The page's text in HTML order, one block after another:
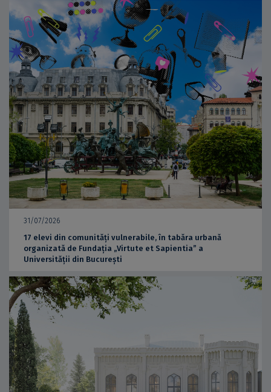
31/07/2026
17 elevi din comunități vulnerabile, în tabăra urbană
organizată de Fundația „Virtute et Sapientia” a
Universității din București